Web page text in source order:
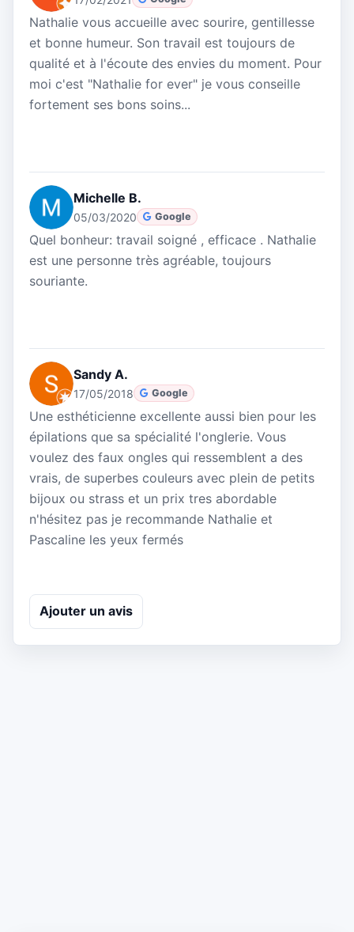
Nathalie vous accueille avec sourire, gentillesse
et bonne humeur. Son travail est toujours de
qualité et à l'écoute des envies du moment. Pour
moi c'est "Nathalie for ever" je vous conseille
fortement ses bons soins...
Michelle B.
05/03/2020 Google
Quel bonheur: travail soigné , efficace . Nathalie
est une personne très agréable, toujours
souriante.
Sandy A.
17/05/2018 Google
Une esthéticienne excellente aussi bien pour les
épilations que sa spécialité l'onglerie. Vous
voulez des faux ongles qui ressemblent a des
vrais, de superbes couleurs avec plein de petits
bijoux ou strass et un prix tres abordable
n'hésitez pas je recommande Nathalie et
Pascaline les yeux fermés
Ajouter un avis